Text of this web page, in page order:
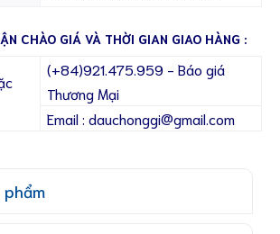
CHÀO GIÁ VÀ THỜI GIAN GIAO HÀNG :
(+84)921.475.959 - Báo giá
Thương Mại
Email : dauchonggi@gmail.com